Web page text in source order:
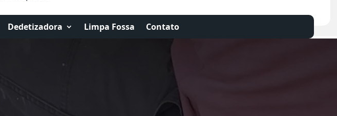
Dedetizadora Limpa Fossa Contato